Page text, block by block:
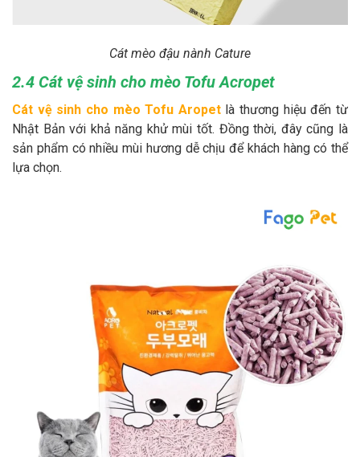
Cát mèo đậu nành Cature
2.4 Cát vệ sinh cho mèo Tofu Acropet
Cát vệ sinh cho mèo Tofu Aropetlà thương hiệu đến từ
Nhật Bản với khả năng khử mùi tốt. Đồng thời, đây cũng là
sản phẩm có nhiều mùi hương dễ chịu để khách hàng có thể
lựa chọn.